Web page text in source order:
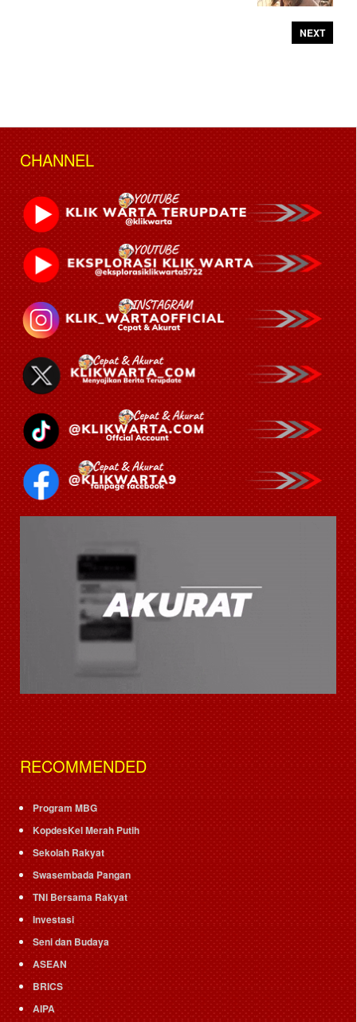
NEXT
CHANNEL
RECOMMENDED
Program MBG
KopdesKel Merah Putih
Sekolah Rakyat
Swasembada Pangan
TNI Bersama Rakyat
Investasi
Seni dan Budaya
ASEAN
BRICS
AIPA